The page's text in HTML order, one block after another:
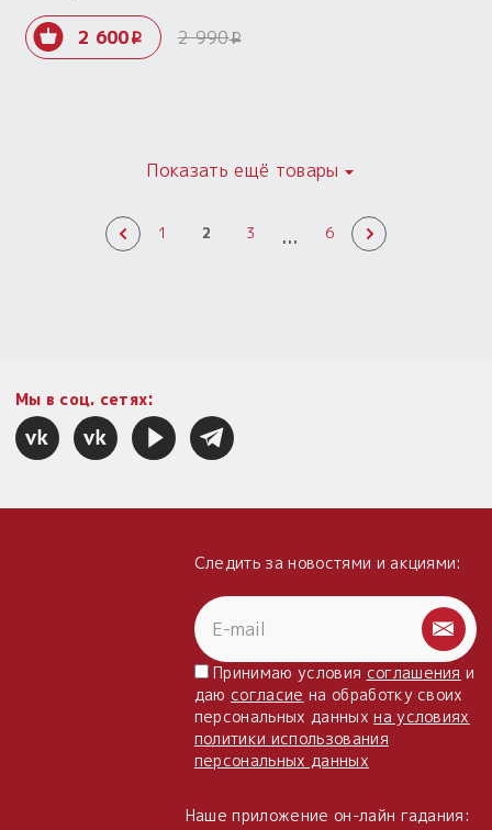
2 600i 2 990i
Показать ещё товары
1 2 3 ... 6
Мы в соц. сетях:
Следить за новостями и акциями:
Принимаю условия соглашения и
даю согласие на обработку своих
персональных данныхна условиях
политики использования
персональных данных
Наше приложение он-лайн гадания: